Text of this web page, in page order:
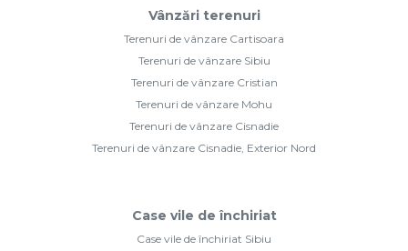
Case vile de închiriat
Case vile de închiriat Sibiu
Case vile de închiriat Selimbar
Case vile de închiriat Sibiu, Arhitectilor - Calea Cisnadiei
Închirieri comercial
Spații comerciale de închiriat Sibiu
Spații de birouri de închiriat Sibiu, Calea Dumbravii